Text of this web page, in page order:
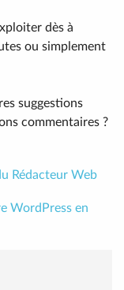
dès à
ou simplement
suggestions
commentaires ?
Rédacteur Web
WordPress en